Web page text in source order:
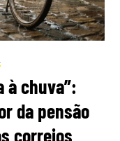
à chuva”:
da pensão
correios